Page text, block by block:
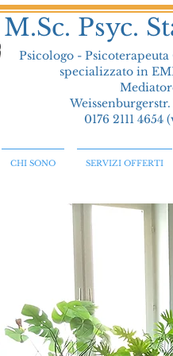
M.Sc. Psyc.
Psicologo -
specializzato in
0176 2111
CHI SONO SERVIZI OFFERTI